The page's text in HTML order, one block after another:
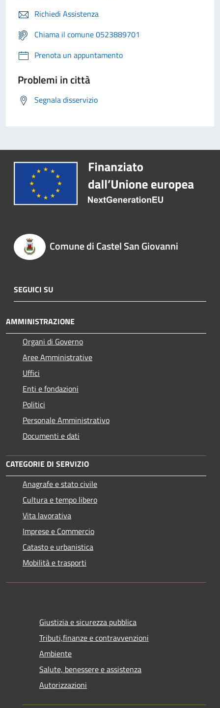
Richiedi Assistenza
Chiama il comune 0523889701
Prenota un appuntamento
Problemi in città
Segnala disservizio
Comune di Castel San Giovanni
SEGUICI SU
AMMINISTRAZIONE
Organi di Governo
Aree Amministrative
Uffici
Enti e fondazioni
Politici
Personale Amministrativo
Documenti e dati
CATEGORIE DI SERVIZIO
Anagrafe e stato civile
Cultura e tempo libero
Vita lavorativa
Imprese e Commercio
Catasto e urbanistica
Mobilità e trasporti
Giustizia e sicurezza pubblica
Tributi,finanze e contravvenzioni
Ambiente
Salute, benessere e assistenza
Autorizzazioni